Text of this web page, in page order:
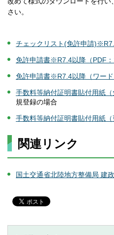
さい。
チェックリスト(免許申請
免許申請書※R7.4以降（PDF：
免許申請書※R7.4以降（ワード
手数料等納付証明書貼付用紙（
規登録の場合
手数料等納付証明書貼付用紙（
関連リンク
国土交通省北陸地方整備局 建